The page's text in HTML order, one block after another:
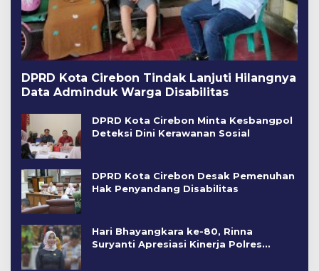
DPRD Kota Cirebon Tindak Lanjuti Hilangnya
Data Adminduk Warga Disabilitas
DPRD Kota Cirebon Minta Kesbangpol
Deteksi Dini Kerawanan Sosial
DPRD Kota Cirebon Desak Pemenuhan
Hak Penyandang Disabilitas
Hari Bhayangkara ke-80, Rinna
Suryanti Apresiasi Kinerja Polres